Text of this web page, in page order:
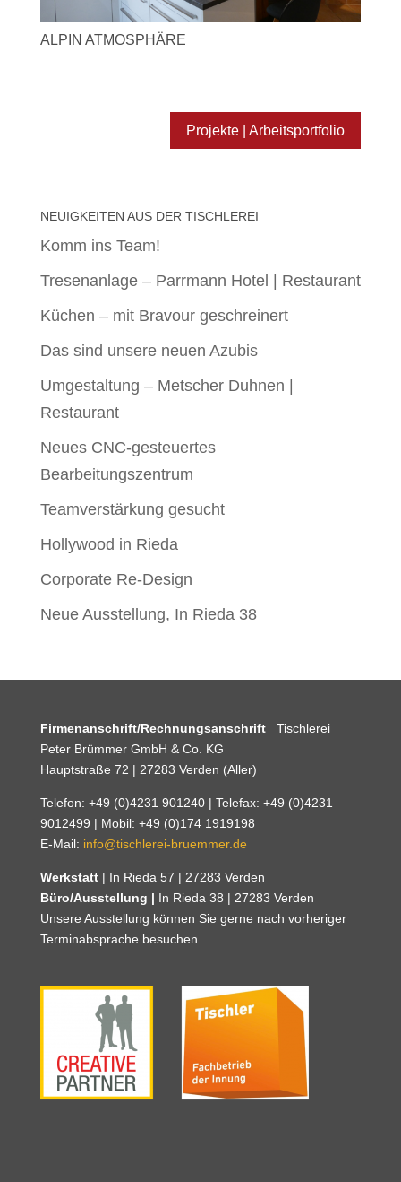
ALPIN ATMOSPHÄRE
Projekte | Arbeitsportfolio
NEUIGKEITEN AUS DER TISCHLEREI
Komm ins Team!
Tresenanlage – Parrmann Hotel | Restaurant
Küchen – mit Bravour geschreinert
Das sind unsere neuen Azubis
Umgestaltung – Metscher Duhnen |
Restaurant
Neues CNC-gesteuertes
Bearbeitungszentrum
Teamverstärkung gesucht
Hollywood in Rieda
Corporate Re-Design
Neue Ausstellung, In Rieda 38
Firmenanschrift/Rechnungsanschrift Tischlerei
Peter Brümmer GmbH & Co. KG
Hauptstraße 72 | 27283 Verden (Aller)
Telefon: +49 (0)4231 901240 | Telefax: +49 (0)4231
9012499 | Mobil: +49 (0)174 1919198
E-Mail: info@tischlerei-bruemmer.de
Werkstatt| In Rieda 57 | 27283 Verden
Büro/Ausstellung | In Rieda 38 | 27283 Verden
Unsere Ausstellung können Sie gerne nach vorheriger
Terminabsprache besuchen.